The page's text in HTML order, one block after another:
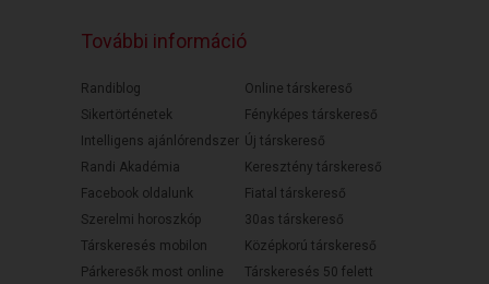
További információ
Randiblog
Sikertörténetek
Intelligens ajánlórendszer
Randi Akadémia
Facebook oldalunk
Szerelmi horoszkóp
Társkeresés mobilon
Párkeresők most online
Online társkereső
Fényképes társkereső
Új társkereső
Keresztény társkereső
Fiatal társkereső
30as társkereső
Középkorú társkereső
Társkeresés 50 felett